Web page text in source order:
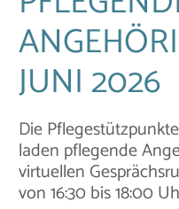
JUNI 2026
Die
laden pflegende
virtuellen
von 16:30 bis 18:00